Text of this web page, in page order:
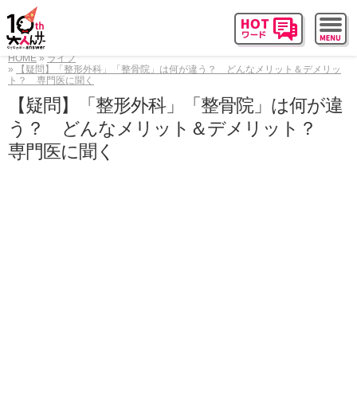
HOME
ライフ
【疑問】「整形外科」「整骨院」は何が違う？ どんなメリット＆デメリッ
ト？ 専門医に聞く
【疑問】「整形外科」「整骨院」は何が違
う？ どんなメリット＆デメリット？
専門医に聞く